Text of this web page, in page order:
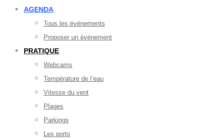
AGENDA
Tous les événements
Proposer un événement
PRATIQUE
Webcams
Température de l’eau
Vitesse du vent
Plages
Parkings
Les ports